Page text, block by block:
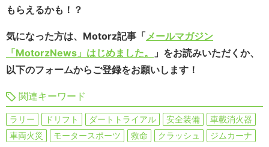
もらえるかも！？
気になった方は、Motorz記事「メールマガジン
「MotorzNews」はじめました。
」をお読みいただくか、
以下のフォームからご登録をお願いします！
関連キーワード
ラリー ドリフト ダートトライアル 安全装備
車載消火器
車両火災
モータースポーツ 救命 クラッシュ ジムカーナ